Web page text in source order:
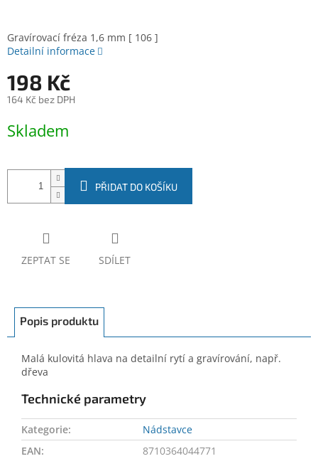
Gravírovací fréza 1,6 mm [ 106 ]
Detailní informace
198 Kč
164 Kč bez DPH
cena:
Skladem
PŘIDAT DO KOŠÍKU
ZEPTAT SE SDÍLET
Popis produktu
Malá kulovitá hlava na detailní rytí a gravírování, např.
dřeva
Technické parametry
Kategorie:
Nádstavce
EAN: 8710364044771